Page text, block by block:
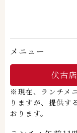
メニュー
伏古
※現在、ランチメ
りますが、提供す
おります。